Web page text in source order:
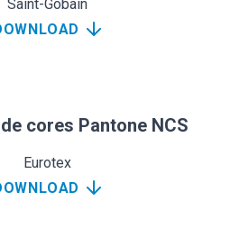
Saint-Gobain
cores Pantone NCS
Eurotex